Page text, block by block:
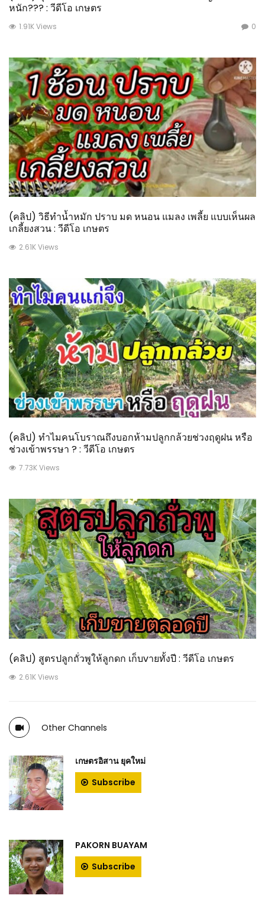
หนัก??? : วีดีโอ เกษตร
1.91K Views 0
(คลิป) วิธีทำน้ำหมัก ปราบ มด หนอน แมลง เพลี้ย แบบเห็นผล
เกลี้ยงสวน : วีดีโอ เกษตร
2.61K Views
(คลิป) ทำไมคนโบราณถึงบอกห้ามปลูกกล้วยช่วงฤดูฝน หรือ
ช่วงเข้าพรรษา ? : วีดีโอ เกษตร
7.73K Views
(คลิป) สูตรปลูกถั่วพูให้ลูกดก เก็บvายทั้งปี : วีดีโอ เกษตร
2.61K Views
Other Channels
เกษตรอิสาน ยุคใหม่
Subscribe
PAKORN BUAYAM
Subscribe